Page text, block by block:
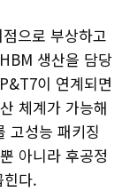
으로 부상하고
생산을 담당
이 연계되면
체계가 가능해
고성능 패키징
아니라 후공정
다.